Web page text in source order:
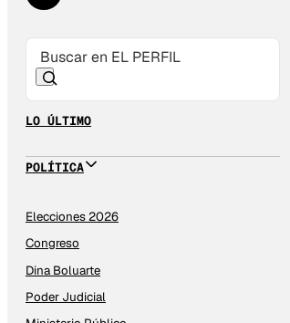
LO ÚLTIMO
POLÍTICA
Elecciones 2026
Congreso
Dina Boluarte
Poder Judicial